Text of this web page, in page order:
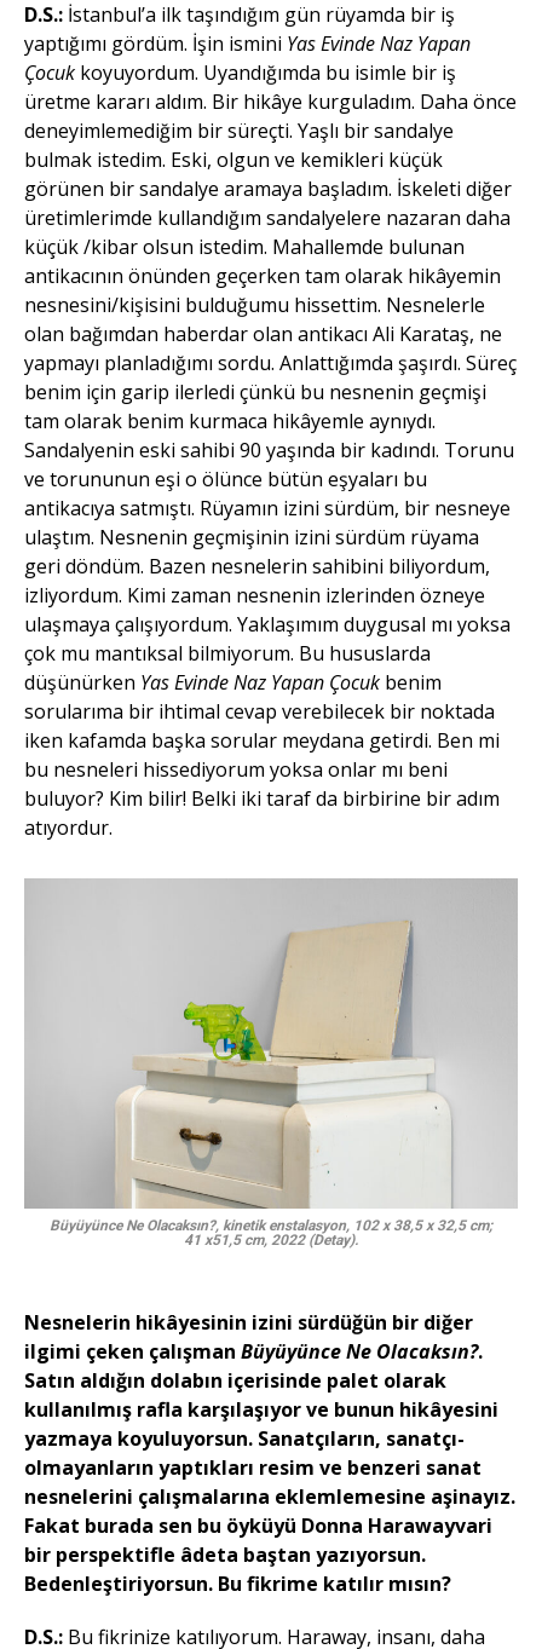
D.S.: İstanbul’a ilk taşındığım gün rüyamda bir iş
yaptığımı gördüm. İşin ismini Yas Evinde Naz Yapan
Çocuk koyuyordum. Uyandığımda bu isimle bir iş
üretme kararı aldım. Bir hikâye kurguladım. Daha önce
deneyimlemediğim bir süreçti. Yaşlı bir sandalye
bulmak istedim. Eski, olgun ve kemikleri küçük
görünen bir sandalye aramaya başladım. İskeleti diğer
üretimlerimde kullandığım sandalyelere nazaran daha
küçük /kibar olsun istedim. Mahallemde bulunan
antikacının önünden geçerken tam olarak hikâyemin
nesnesini/kişisini bulduğumu hissettim. Nesnelerle
olan bağımdan haberdar olan antikacı Ali Karataş, ne
yapmayı planladığımı sordu. Anlattığımda şaşırdı. Süreç
benim için garip ilerledi çünkü bu nesnenin geçmişi
tam olarak benim kurmaca hikâyemle aynıydı.
Sandalyenin eski sahibi 90 yaşında bir kadındı. Torunu
ve torununun eşi o ölünce bütün eşyaları bu
antikacıya satmıştı. Rüyamın izini sürdüm, bir nesneye
ulaştım. Nesnenin geçmişinin izini sürdüm rüyama
geri döndüm. Bazen nesnelerin sahibini biliyordum,
izliyordum. Kimi zaman nesnenin izlerinden özneye
ulaşmaya çalışıyordum. Yaklaşımım duygusal mı yoksa
çok mu mantıksal bilmiyorum. Bu hususlarda
düşünürken Yas Evinde Naz Yapan Çocuk benim
sorularıma bir ihtimal cevap verebilecek bir noktada
iken kafamda başka sorular meydana getirdi. Ben mi
bu nesneleri hissediyorum yoksa onlar mı beni
buluyor? Kim bilir! Belki iki taraf da birbirine bir adım
atıyordur.
Büyüyünce Ne Olacaksın?, kinetik enstalasyon, 102 x 38,5 x 32,5 cm;
41 x51,5 cm, 2022 (Detay).
Nesnelerin hikâyesinin izini sürdüğün bir diğer
ilgimi çeken çalışman Büyüyünce Ne Olacaksın?.
Satın aldığın dolabın içerisinde palet olarak
kullanılmış rafla karşılaşıyor ve bunun hikâyesini
yazmaya koyuluyorsun. Sanatçıların, sanatçı-
olmayanların yaptıkları resim ve benzeri sanat
nesnelerini çalışmalarına eklemlemesine aşinayız.
Fakat burada sen bu öyküyü Donna Harawayvari
bir perspektifle âdeta baştan yazıyorsun.
Bedenleştiriyorsun. Bu fikrime katılır mısın?
D.S.: Bu fikrinize katılıyorum. Haraway, insanı, daha